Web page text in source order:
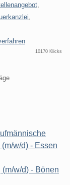
10170 Klicks
w/d) - Essen
w/d) - Bönen